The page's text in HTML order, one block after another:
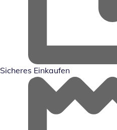
Sicheres Einkaufen